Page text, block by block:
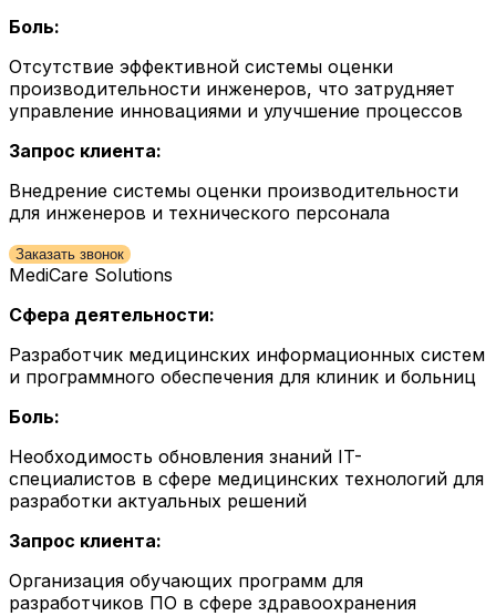
Боль:
Отсутствие эффективной системы оценки
производительности инженеров, что затрудняет
управление инновациями и улучшение процессов
Запрос клиента:
Внедрение системы оценки производительности
для инженеров и технического персонала
Заказать звонок
MediCare Solutions
Сфера деятельности:
Разработчик медицинских информационных систем
и программного обеспечения для клиник и больниц
Боль:
Необходимость обновления знаний IT-
специалистов в сфере медицинских технологий для
разработки актуальных решений
Запрос клиента:
Организация обучающих программ для
разработчиков ПО в сфере здравоохранения